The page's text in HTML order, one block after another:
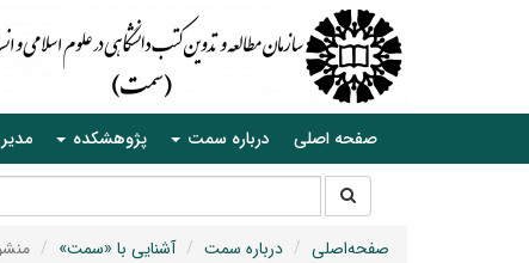
صفحه اصلی درباره سمت پژوهشکده
جستجو
در
سایتصفحه‌اصلی درباره سمت آشنایی با «سمت»